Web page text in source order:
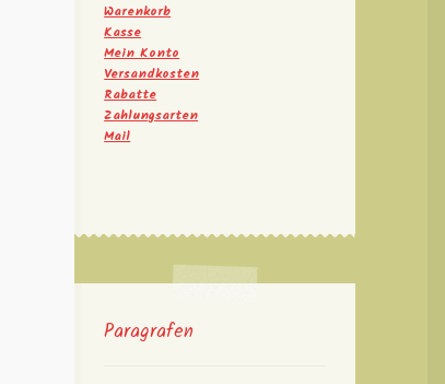
Warenkorb
Kasse
Mein Konto
Versandkosten
Rabatte
Zahlungsarten
Mail
Paragrafen